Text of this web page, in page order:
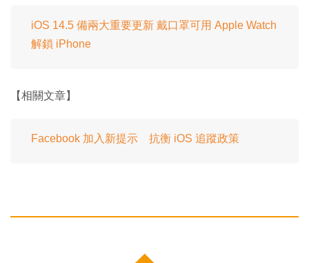
iOS 14.5 備兩大重要更新 戴口罩可用 Apple Watch
解鎖 iPhone
【相關文章】
Facebook 加入新提示 抗衡 iOS 追蹤政策